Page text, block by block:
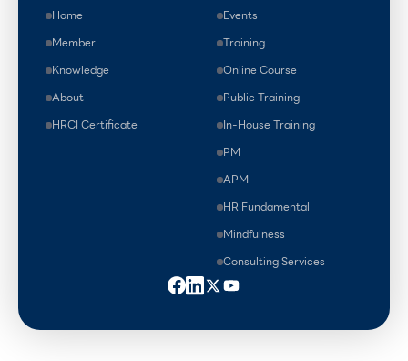
Home
Member
Knowledge
About
HRCI Certificate
Events
Training
Online Course
Public Training
In-House Training
PM
APM
HR Fundamental
Mindfulness
Consulting Services